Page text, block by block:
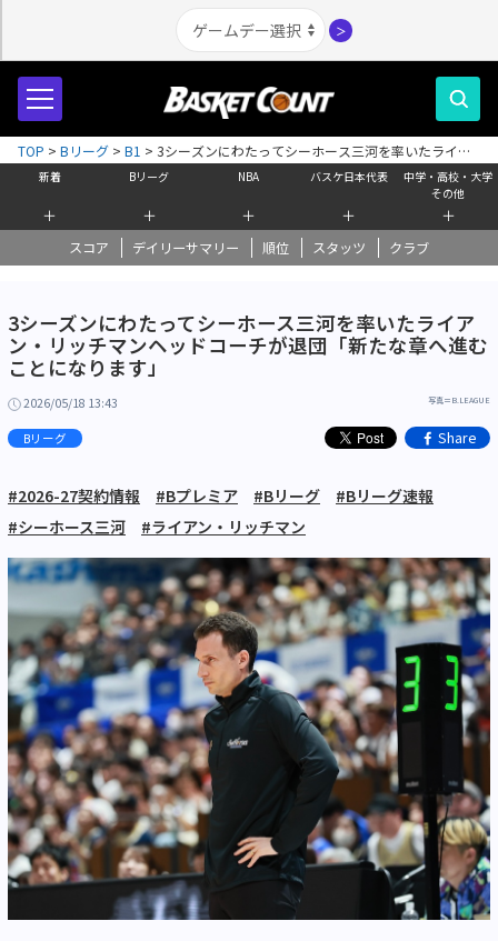
＞
新着
＋
Bリーグ
＋
NBA
＋
バスケ日本代表
＋
中学・高校・大学
その他
＋
スコア デイリーサマリー 順位 スタッツ クラブ
TOP > Bリーグ > B1 > 3シーズンにわたってシーホース三河を率いたライア
ン・リッチマンヘッドコーチが退団「新たな章へ進むことになります」
3シーズンにわたってシーホース三河を率いたライア
ン・リッチマンヘッドコーチが退団「新たな章へ進む
ことになります」
2026/05/18 13:43 写真＝B.LEAGUE
Bリーグ Share
#2026-27契約情報 #Bプレミア #Bリーグ
#Bリーグ速報
#シーホース三河
#ライアン・リッチマン